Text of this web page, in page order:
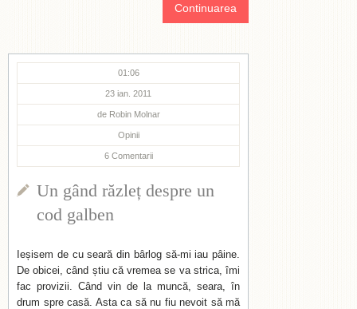
Continuarea
01:06
23 ian. 2011
de Robin Molnar
Opinii
6 Comentarii
Un gând răzleț despre un
cod galben
Ieșisem de cu seară din bârlog să-mi iau pâine.
De obicei, când știu că vremea se va strica, îmi
fac provizii. Când vin de la muncă, seara, în
drum spre casă. Asta ca să nu fiu nevoit să mă